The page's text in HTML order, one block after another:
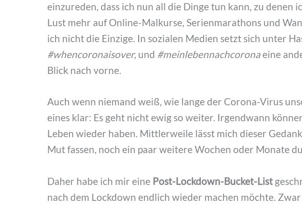
einzureden, dass ich nun all die Dinge tun kann, zu denen
Lust mehr auf Online-Malkurse, Serienmarathons und
ich nicht die Einzige. In sozialen Medien setzt sich unter
#whencoronaisover, und #meinlebennachcoronaeine
Blick nach vorne.
Auch wenn niemand weiß, wie lange der Corona-Virus
eines klar: Es geht nicht ewig so weiter. Irgendwann
Leben wieder haben. Mittlerweile lässt mich dieser
Mut fassen, noch ein paar weitere Wochen oder Monate
Daher habe ich mir eine Post-Lockdown-Bucket-List
nach dem Lockdown endlich wieder machen möchte.